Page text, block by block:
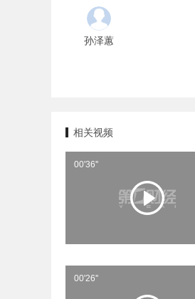
孙泽蕙
相关视频
00'36''
00'26''